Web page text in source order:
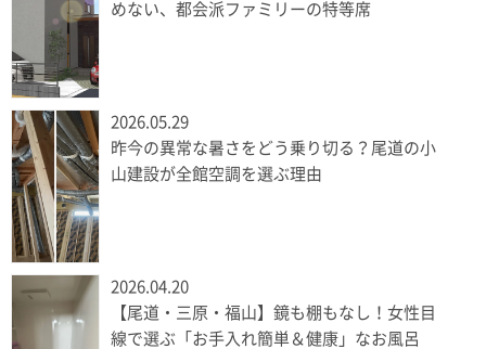
めない、都会派ファミリーの特等席
2026.05.29
昨今の異常な暑さをどう乗り切る？尾道の小
山建設が全館空調を選ぶ理由
2026.04.20
【尾道・三原・福山】鏡も棚もなし！女性目
線で選ぶ「お手入れ簡単＆健康」なお風呂